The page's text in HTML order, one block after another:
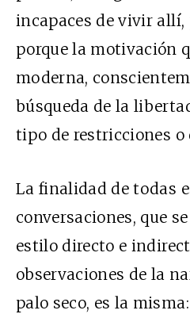
incapaces de vivir
porque la motivación
moderna,
búsqueda de la
tipo de restricciones o
La finalidad de todas
conversaciones, que
estilo directo e
observaciones de la
palo seco, es la